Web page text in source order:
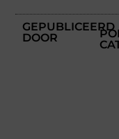
GEPUBLICEERD
DOOR